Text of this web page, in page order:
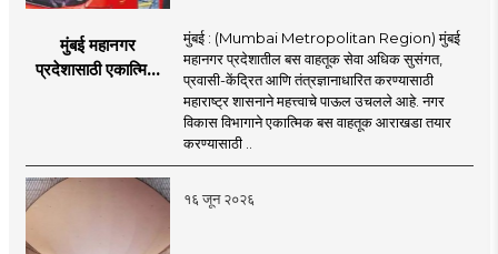
मुंबई महानगर
प्रदेशासाठी एकात्मिक
मुंबई : (Mumbai Metropolitan Region) मुंबई
महानगर प्रदेशातील बस वाहतूक सेवा अधिक सुसंगत,
प्रवासी-केंद्रित आणि तंत्रज्ञानाधारित करण्यासाठी
महाराष्ट्र शासनाने महत्त्वाचे पाऊल उचलले आहे. नगर
विकास विभागाने एकात्मिक बस वाहतूक आराखडा तयार
करण्यासाठी ..
१६ जून २०२६